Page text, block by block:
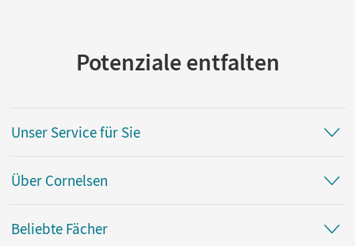
Potenziale entfalten
Unser Service für Sie
Über Cornelsen
Beliebte Fächer